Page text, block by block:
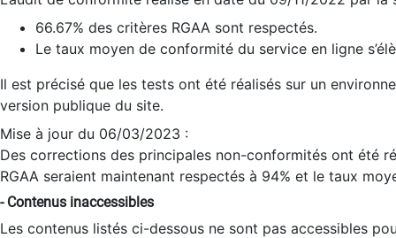
66.67% des critères RGAA sont respectés.
Le taux moyen de conformité du service en ligne
Il est précisé que les tests ont été réalisés sur un
version publique du site.
Mise à jour du 06/03/2023 :
Des corrections des principales non-conformités ont été
RGAA seraient maintenant respectés à 94% et le taux
- Contenus inaccessibles
Les contenus listés ci-dessous ne sont pas accessibles